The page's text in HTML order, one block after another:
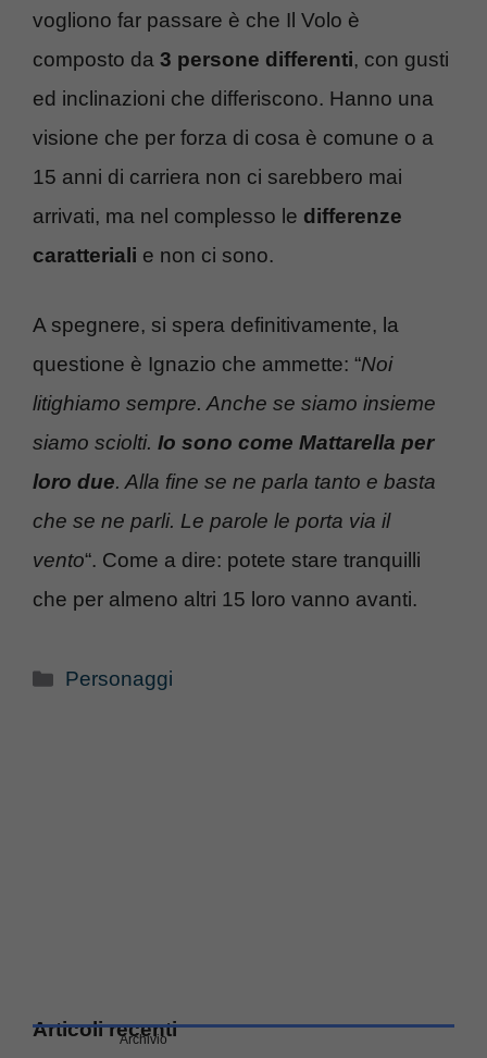
vogliono far passare è che Il Volo è
composto da 3 persone differenti, con gusti
ed inclinazioni che differiscono. Hanno una
visione che per forza di cosa è comune o a
15 anni di carriera non ci sarebbero mai
arrivati, ma nel complesso le differenze
caratteriali e non ci sono.
A spegnere, si spera definitivamente, la
questione è Ignazio che ammette: “Noi
litighiamo sempre. Anche se siamo insieme
siamo sciolti. Io sono come Mattarella per
loro due. Alla fine se ne parla tanto e basta
che se ne parli. Le parole le porta via il
vento“. Come a dire: potete stare tranquilli
che per almeno altri 15 loro vanno avanti.
Categorie
Personaggi
Articoli recenti
Archivio